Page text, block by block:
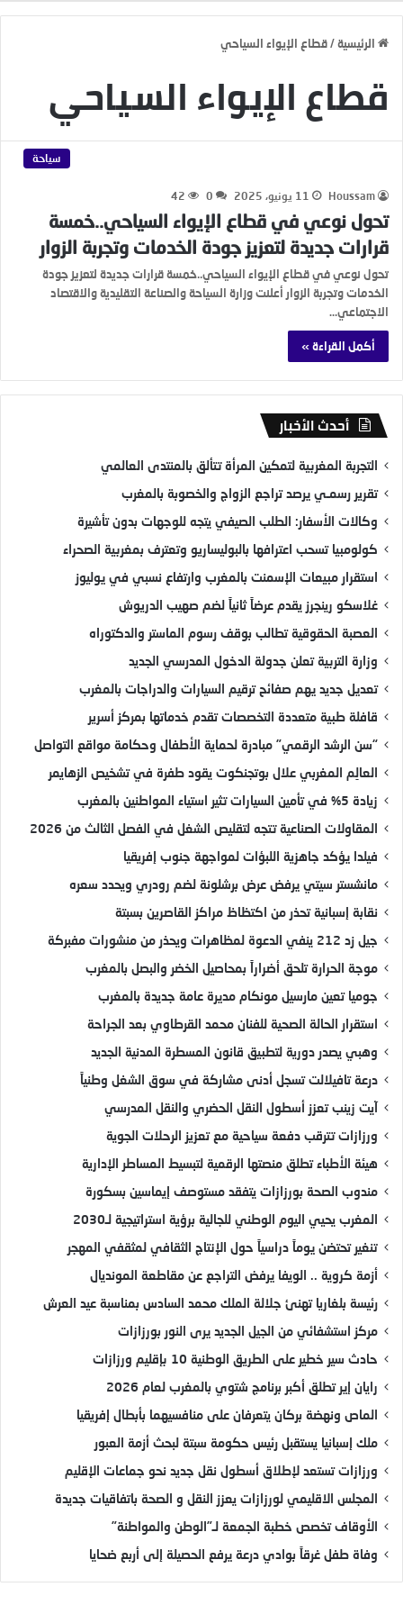
الرئيسية/قطاع الإيواء السياحي
قطاع الإيواء السياحي
سياحة
Houssam 11 يونيو، 2025 0
42
تحول نوعي في قطاع الإيواء السياحي..خمسة
قرارات جديدة لتعزيز جودة الخدمات وتجربة الزوار
تحول نوعي في قطاع الإيواء السياحي..خمسة قرارات جديدة لتعزيز جودة
الخدمات وتجربة الزوار أعلنت وزارة السياحة والصناعة التقليدية والاقتصاد
الاجتماعي…
أكمل القراءة »
أحدث الأخبار
التجربة المغربية لتمكين المرأة تتألق بالمنتدى العالمي
تقرير رسمـي يرصد تراجع الزواج والخصوبة بالمغرب
وكالات الأسفار: الطلب الصيفي يتجه للوجهات بدون تأشيرة
كولومبيا تسحب اعترافها بالبوليساريو وتعترف بمغربية الصحراء
استقرار مبيعات الإسمنت بالمغرب وارتفاع نسبي في يوليوز
غلاسكو رينجرز يقدم عرضاً ثانياً لضم صهيب الدريوش
العصبة الحقوقية تطالب بوقف رسوم الماستر والدكتوراه
وزارة التربية تعلن جدولة الدخول المدرسي الجديد
تعديل جديد يهم صفائح ترقيم السيارات والدراجات بالمغرب
قافلة طبية متعددة التخصصات تقدم خدماتها بمركز أسرير
“سن الرشد الرقمي” مبادرة لحماية الأطفال وحكامة مواقع التواصل
العالِم المغربي علال بوتجنكوت يقود طفرة في تشخيص الزهايمر
زيادة 5% في تأمين السيارات تثير استياء المواطنين بالمغرب
المقاولات الصناعية تتجه لتقليص الشغل في الفصل الثالث من 2026
فيلدا يؤكد جاهزية اللبؤات لمواجهة جنوب إفريقيا
مانشستر سيتي يرفض عرض برشلونة لضم رودري ويحدد سعره
نقابة إسبانية تحذر من اكتظاظ مراكز القاصرين بسبتة
جيل زد 212 ينفي الدعوة لمظاهرات ويحذر من منشورات مفبركة
موجة الحرارة تلحق أضراراً بمحاصيل الخضر والبصل بالمغرب
جوميا تعين مارسيل مونكام مديرة عامة جديدة بالمغرب
استقرار الحالة الصحية للفنان محمد القرطاوي بعد الجراحة
وهبي يصدر دورية لتطبيق قانون المسطرة المدنية الجديد
درعة تافيلالت تسجل أدنى مشاركة في سوق الشغل وطنياً
آيت زينب تعزز أسطول النقل الحضري والنقل المدرسي
ورزازات تترقب دفعة سياحية مع تعزيز الرحلات الجوية
هيئة الأطباء تطلق منصتها الرقمية لتبسيط المساطر الإدارية
مندوب الصحة بورزازات يتفقد مستوصف إيماسين بسكورة
المغرب يحيي اليوم الوطني للجالية برؤية استراتيجية لـ2030
تنغير تحتضن يوماً دراسياً حول الإنتاج الثقافي لمثقفي المهجر
أزمة كروية .. الويفا يرفض التراجع عن مقاطعة المونديال
رئيسة بلغاريا تهنئ جلالة الملك محمد السادس بمناسبة عيد العرش
مركز استشفائي من الجيل الجديد يرى النور بورزازات
حادث سير خطير على الطريق الوطنية 10 بإقليم ورزازات
رايان إير تطلق أكبر برنامج شتوي بالمغرب لعام 2026
الماص ونهضة بركان يتعرفان على منافسيهما بأبطال إفريقيا
ملك إسبانيا يستقبل رئيس حكومة سبتة لبحث أزمة العبور
ورزازات تستعد لإطلاق أسطول نقل جديد نحو جماعات الإقليم
المجلس الاقليمي لورزازات يعزز النقل و الصحة باتفاقيات جديدة
الأوقاف تخصص خطبة الجمعة لـ”الوطن والمواطنة”
وفاة طفل غرقاً بوادي درعة يرفع الحصيلة إلى أربع ضحايا